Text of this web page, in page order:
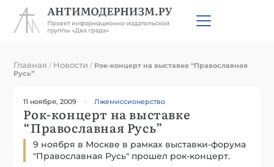
Главная / Новости / Рок-концерт на выставке “Православная
Русь”
11 ноября, 2009 Лжемиссионерство
Рок-концерт на выставке
“Православная Русь”
9 ноября в Москве в рамках выставки-форума
"Православная Русь" прошел рок-концерт.